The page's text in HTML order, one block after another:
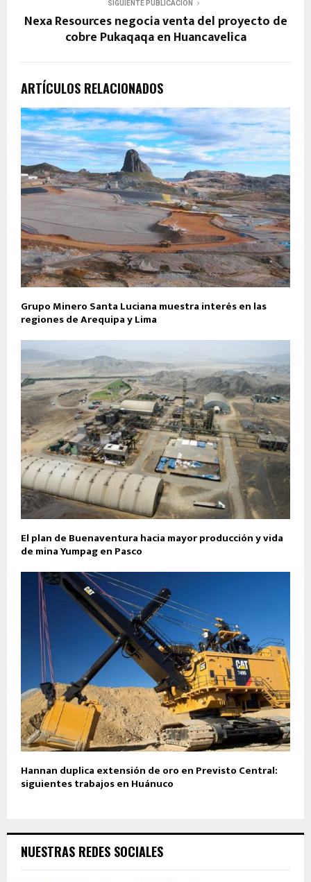
SIGUIENTE PUBLICACIÓN
Nexa Resources negocia venta del proyecto de
cobre Pukaqaqa en Huancavelica
ARTÍCULOS RELACIONADOS
Grupo Minero Santa Luciana muestra interés en las
regiones de Arequipa y Lima
El plan de Buenaventura hacia mayor producción y vida
de mina Yumpag en Pasco
Hannan duplica extensión de oro en Previsto Central:
siguientes trabajos en Huánuco
NUESTRAS REDES SOCIALES